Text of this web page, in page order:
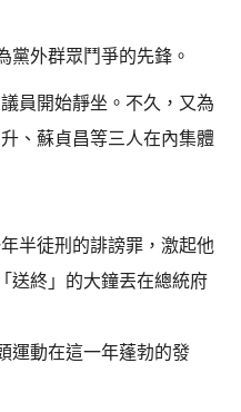
外群眾鬥爭的先鋒。
員開始靜坐。不久，又為
、蘇貞昌等三人在內集體
半徒刑的誹謗罪，激起他
送終」的大鐘丟在總統府
運動在這一年蓬勃的發